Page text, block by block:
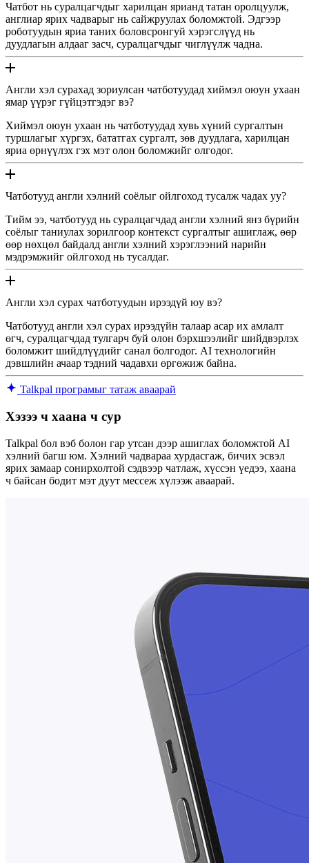
Чатбот нь суралцагчдыг харилцан ярианд татан оролцуулж,
англиар ярих чадварыг нь сайжруулах боломжтой. Эдгээр
роботуудын яриа таних боловсронгуй хэрэгслүүд нь
дуудлагын алдааг засч, суралцагчдыг чиглүүлж чадна.
Англи хэл сурахад зориулсан чатботуудад хиймэл оюун ухаан
ямар үүрэг гүйцэтгэдэг вэ?
Хиймэл оюун ухаан нь чатботуудад хувь хүний ​​сургалтын
туршлагыг хүргэх, бататгах сургалт, зөв ​​дуудлага, харилцан
яриа өрнүүлэх гэх мэт олон боломжийг олгодог.
Чатботууд англи хэлний соёлыг ойлгоход тусалж чадах уу?
Тийм ээ, чатботууд нь суралцагчдад англи хэлний янз бүрийн
соёлыг таниулах зорилгоор контекст сургалтыг ашиглаж, өөр
өөр нөхцөл байдалд англи хэлний хэрэглээний нарийн
мэдрэмжийг ойлгоход нь тусалдаг.
Англи хэл сурах чатботуудын ирээдүй юу вэ?
Чатботууд англи хэл сурах ирээдүйн талаар асар их амлалт
өгч, суралцагчдад тулгарч буй олон бэрхшээлийг шийдвэрлэх
боломжит шийдлүүдийг санал болгодог. AI технологийн
дэвшлийн ачаар тэдний чадавхи өргөжиж байна.
Talkpal програмыг татаж аваарай
Хэзээ ч хаана ч сур
Talkpal бол вэб болон гар утсан дээр ашиглах боломжтой AI
хэлний багш юм. Хэлний чадвараа хурдасгаж, бичих эсвэл
ярих замаар сонирхолтой сэдвээр чатлаж, хүссэн үедээ, хаана
ч байсан бодит мэт дуут мессеж хүлээж аваарай.